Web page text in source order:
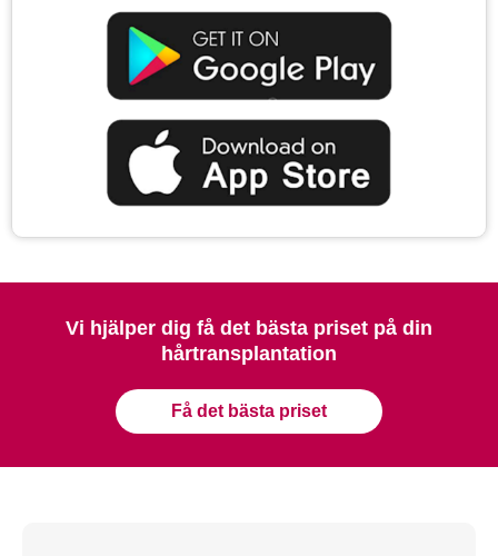
Vi hjälper dig få det bästa priset på din
hårtransplantation
Få det bästa priset